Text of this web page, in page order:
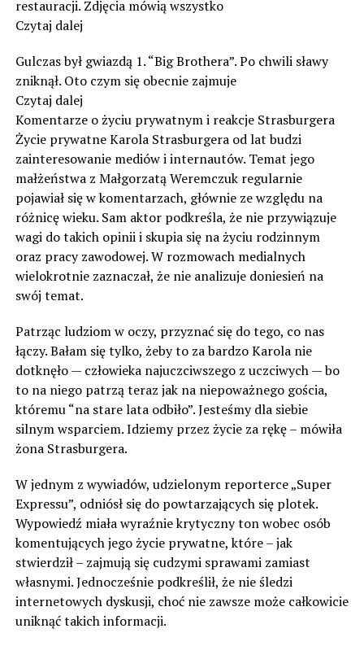
restauracji. Zdjęcia mówią wszystko
Czytaj dalej
Gulczas był gwiazdą 1. “Big Brothera”. Po chwili sławy
zniknął. Oto czym się obecnie zajmuje
Czytaj dalej
Komentarze o życiu prywatnym i reakcje Strasburgera
Życie prywatne Karola Strasburgera od lat budzi
zainteresowanie mediów i internautów. Temat jego
małżeństwa z Małgorzatą Weremczuk regularnie
pojawiał się w komentarzach, głównie ze względu na
różnicę wieku. Sam aktor podkreśla, że nie przywiązuje
wagi do takich opinii i skupia się na życiu rodzinnym
oraz pracy zawodowej. W rozmowach medialnych
wielokrotnie zaznaczał, że nie analizuje doniesień na
swój temat.
Patrząc ludziom w oczy, przyznać się do tego, co nas
łączy. Bałam się tylko, żeby to za bardzo Karola nie
dotknęło — człowieka najuczciwszego z uczciwych — bo
to na niego patrzą teraz jak na niepoważnego gościa,
któremu “na stare lata odbiło”. Jesteśmy dla siebie
silnym wsparciem. Idziemy przez życie za rękę – mówiła
żona Strasburgera.
W jednym z wywiadów, udzielonym reporterce „Super
Expressu”, odniósł się do powtarzających się plotek.
Wypowiedź miała wyraźnie krytyczny ton wobec osób
komentujących jego życie prywatne, które – jak
stwierdził – zajmują się cudzymi sprawami zamiast
własnymi. Jednocześnie podkreślił, że nie śledzi
internetowych dyskusji, choć nie zawsze może całkowicie
uniknąć takich informacji.